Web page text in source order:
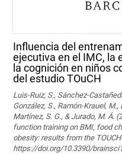
Influencia del
ejecutiva en el IMC, la
la cognición en niños
del estudio TOuCH
Luis-Ruiz, S., Sánchez-
González, S., Ramón-Krauel, M.,
Martí­nez, S. G., & Jurado, M. Á.
function training on BMI, food
obesity: results from the
https://doi.org/10.3390/